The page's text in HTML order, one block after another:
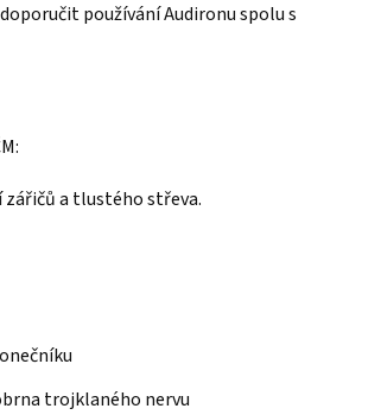
používání Audironu spolu s
a tlustého střeva.
trojklaného nervu